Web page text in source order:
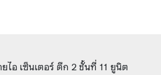
ไอ เซ็นเตอร์ ตึก 2 ชั้นที่ 11 ยูนิต